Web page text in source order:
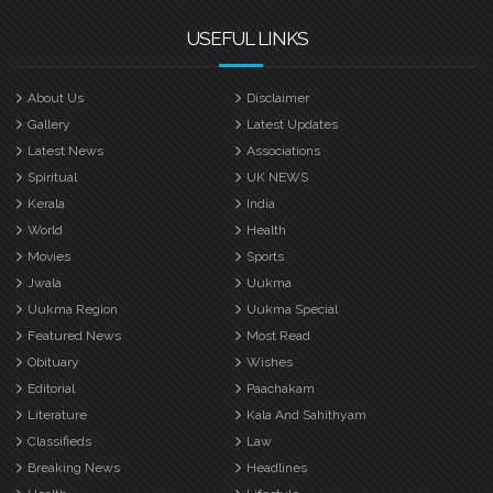
USEFUL LINKS
About Us
Disclaimer
Gallery
Latest Updates
Latest News
Associations
Spiritual
UK NEWS
Kerala
India
World
Health
Movies
Sports
Jwala
Uukma
Uukma Region
Uukma Special
Featured News
Most Read
Obituary
Wishes
Editorial
Paachakam
Literature
Kala And Sahithyam
Classifieds
Law
Breaking News
Headlines